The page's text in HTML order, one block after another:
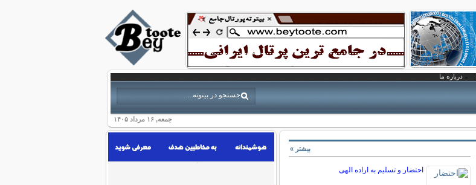
درباره ما
جمعه, ۱۶ مرداد ۱۴۰۵
احتضار و تسلیم به اراده الهی
بیشتر »